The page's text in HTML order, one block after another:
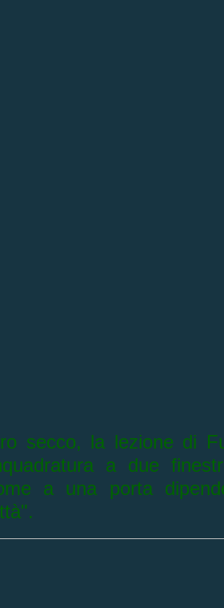
secco, la lezione di
a due
a una porta